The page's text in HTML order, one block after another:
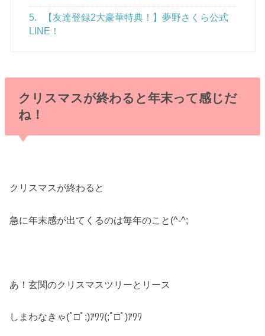
5.
【友達登録2大豪華特典！】夢野さくら公式
LINE！
クリスマスが終わると年末って感じだ
ね！
クリスマスが終わると
急に年末感が出てくるのは毎年のこと(^-^;
あ！玄関のクリスマスツリーとリース
しまわなきゃ(ﾟ□ﾟ;)ｱﾜﾜ(;ﾟ□ﾟ)ｱﾜﾜ